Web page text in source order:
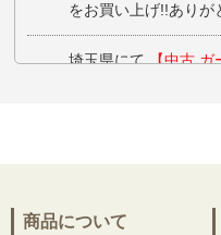
をお買い上げ!!ありが
埼玉県にて【中古 ガ
距離計 スコープ】
を
商品について